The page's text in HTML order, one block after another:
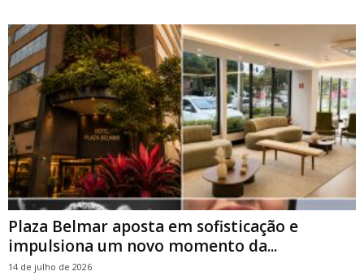
Plaza Belmar aposta em sofisticação e
impulsiona um novo momento da...
14 de julho de 2026